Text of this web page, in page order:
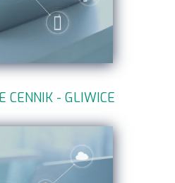
CENNIK - GLIWICE